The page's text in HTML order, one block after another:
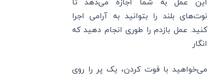
این عمل به شما اجازه می‌دهد تا
نوت‌های بلند را بتوانید به آرامی اجرا
کنید. عمل بازدم را طوری انجام دهید که
انگار
می‌خواهید با فوت کردن، یک پر را روی